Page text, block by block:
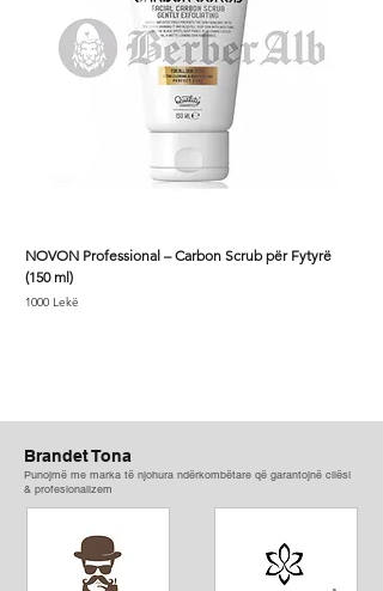
NOVON Professional – Carbon Scrub për Fytyrë
(150 ml)
Price
1000 Lekë
Brandet Tona
Punojmë me marka të njohura ndërkombëtare që garantojnë cilësi
& profesionalizem